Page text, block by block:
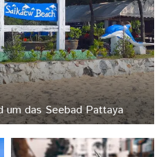
um das Seebad Pattaya